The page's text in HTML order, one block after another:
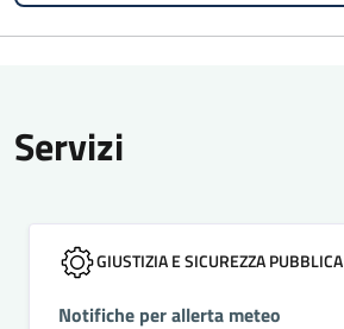
Servizi
GIUSTIZIA E SICUREZZA PUBBLICA
Notifiche per allerta meteo